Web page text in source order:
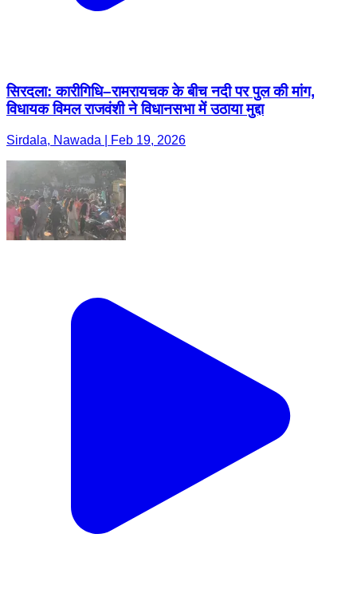
सिरदला: कारीगिधि–रामरायचक के बीच नदी पर पुल की मांग,
विधायक विमल राजवंशी ने विधानसभा में उठाया मुद्दा
Sirdala, Nawada | Feb 19, 2026